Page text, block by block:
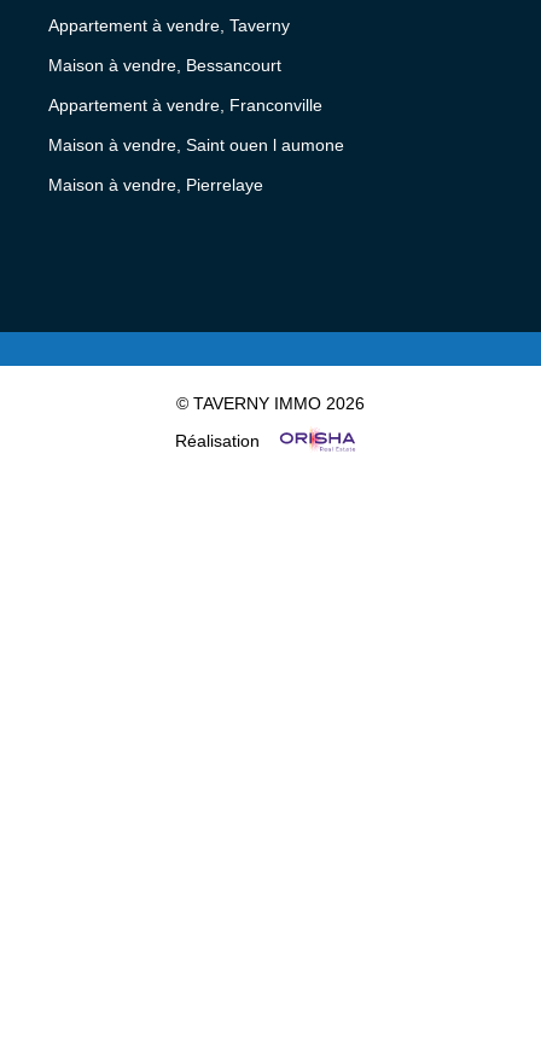
Appartement à vendre, Taverny
Maison à vendre, Bessancourt
Appartement à vendre, Franconville
Maison à vendre, Saint ouen l aumone
Maison à vendre, Pierrelaye
© TAVERNY IMMO 2026
Réalisation